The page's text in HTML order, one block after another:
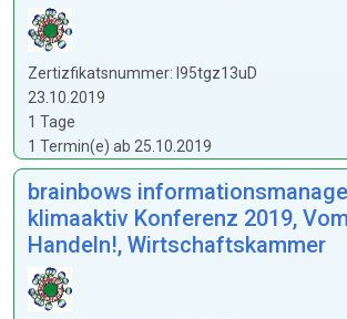
Zertizfikatsnummer: I95tgz13uD
23.10.2019
1 Tage
1 Termin(e) ab 25.10.2019
brainbows
klimaaktiv Konferenz 2019,
Handeln!, Wirtschaftskammer